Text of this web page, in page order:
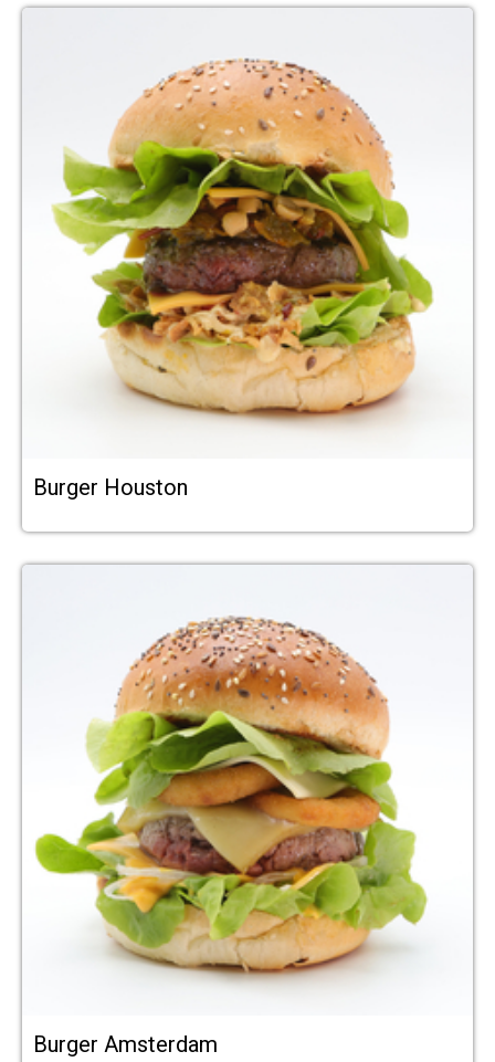
Burger Houston
Burger Amsterdam